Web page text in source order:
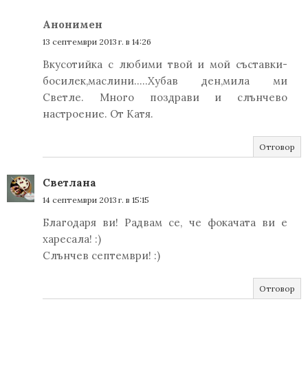
Анонимен
13 септември 2013 г. в 14:26
Вкусотийка с любими твой и мой съставки-
босилек,маслини.....Хубав ден,мила ми
Светле. Много поздрави и слънчево
настроение. От Катя.
Отговор
Светлана
14 септември 2013 г. в 15:15
Благодаря ви! Радвам се, че фокачата ви е
харесала! :)
Слънчев септември! :)
Отговор